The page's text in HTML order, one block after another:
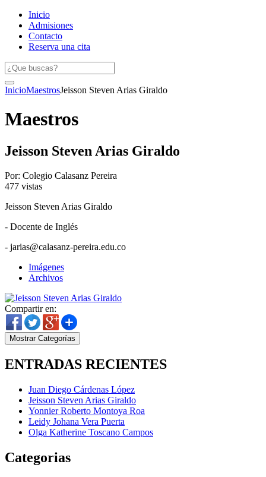
Inicio
Admisiones
Contacto
Reserva una cita
InicioMaestrosJeisson Steven Arias Giraldo
Maestros
Jeisson Steven Arias Giraldo
Por: Colegio Calasanz Pereira
477 vistas
Jeisson Steven Arias Giraldo
- Docente de Inglés
- jarias@calasanz-pereira.edu.co
Imágenes
Archivos
Compartir en:
Mostrar Categorías
ENTRADAS RECIENTES
Juan Diego Cárdenas López
Jeisson Steven Arias Giraldo
Yonnier Roberto Montoya Roa
Leidy Johana Vera Puerta
Olga Katherine Toscano Campos
Categorias